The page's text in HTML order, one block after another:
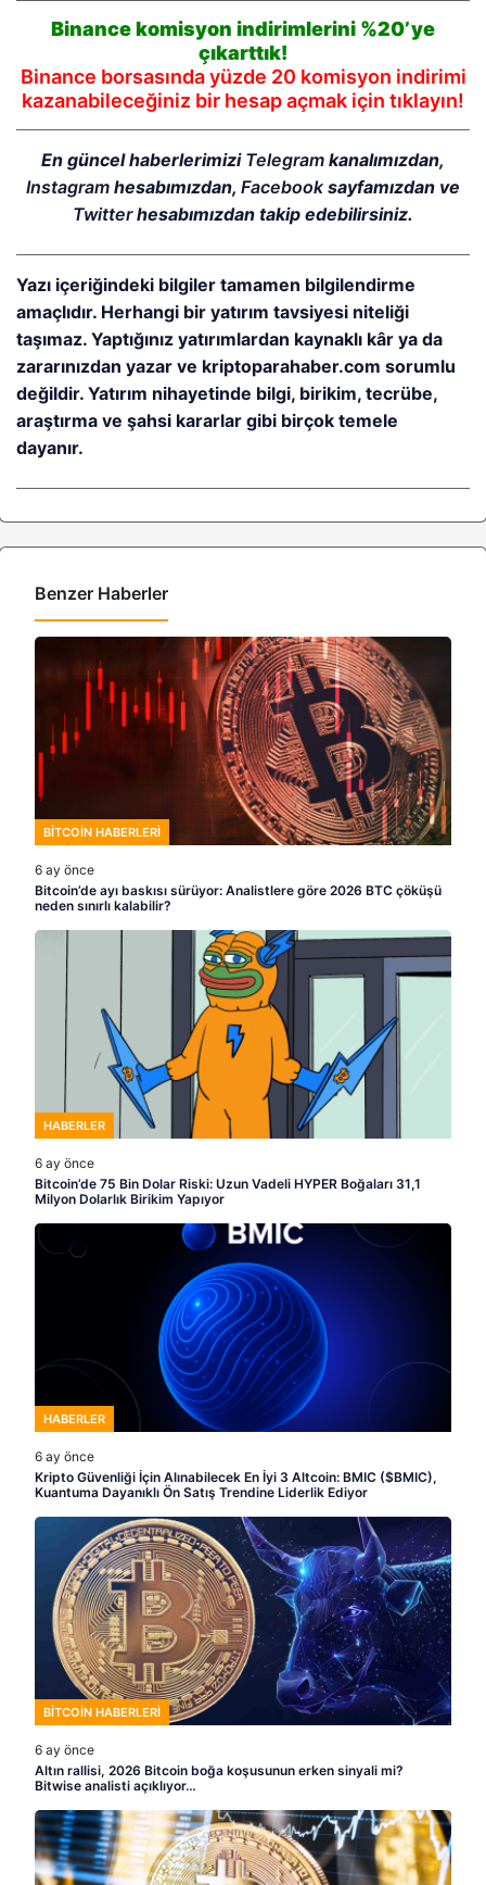
Binance komisyon indirimlerini %20’ye
çıkarttık!
Binance borsasında yüzde 20 komisyon indirimi
kazanabileceğiniz bir hesap açmak için tıklayın!
En güncel haberlerimizi Telegram kanalımızdan,
Instagramhesabımızdan, Facebooksayfamızdan ve
Twitterhesabımızdan takip edebilirsiniz.
Yazı içeriğindeki bilgiler tamamen bilgilendirme
amaçlıdır. Herhangi bir yatırım tavsiyesi niteliği
taşımaz. Yaptığınız yatırımlardan kaynaklı kâr ya da
zararınızdan yazar ve kriptoparahaber.com sorumlu
değildir. Yatırım nihayetinde bilgi, birikim, tecrübe,
araştırma ve şahsi kararlar gibi birçok temele
dayanır.
Benzer Haberler
BITCOIN HABERLERI
6 ay önce
Bitcoin’de ayı baskısı sürüyor: Analistlere göre 2026 BTC çöküşü
neden sınırlı kalabilir?
HABERLER
6 ay önce
Bitcoin’de 75 Bin Dolar Riski: Uzun Vadeli HYPER Boğaları 31,1
Milyon Dolarlık Birikim Yapıyor
HABERLER
6 ay önce
Kripto Güvenliği İçin Alınabilecek En İyi 3 Altcoin: BMIC ($BMIC),
Kuantuma Dayanıklı Ön Satış Trendine Liderlik Ediyor
BITCOIN HABERLERI
6 ay önce
Altın rallisi, 2026 Bitcoin boğa koşusunun erken sinyali mi?
Bitwise analisti açıklıyor…